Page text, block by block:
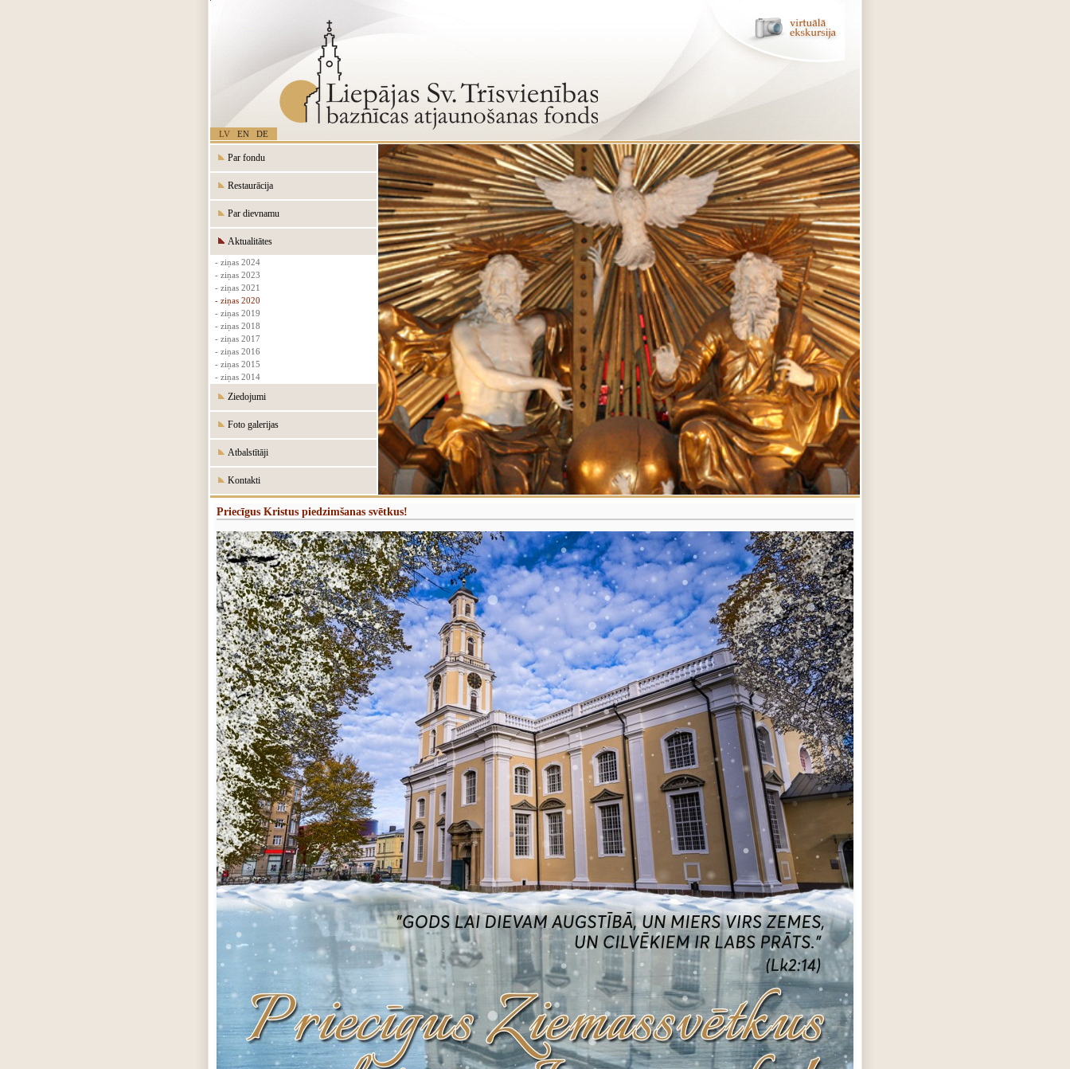
LV EN DE
Par fondu
Restaurācija
Par dievnamu
Aktualitātes
- ziņas 2024
- ziņas 2023
- ziņas 2021
- ziņas 2020
- ziņas 2019
- ziņas 2018
- ziņas 2017
- ziņas 2016
- ziņas 2015
- ziņas 2014
Ziedojumi
Foto galerijas
Atbalstītāji
Kontakti
Priecīgus Kristus piedzimšanas svētkus!